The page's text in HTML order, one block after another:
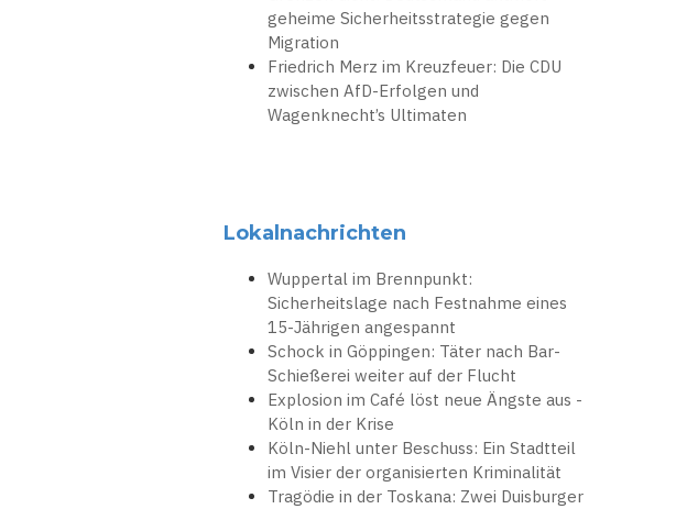
geheime Sicherheitsstrategie gegen
Migration
Friedrich Merz im Kreuzfeuer: Die CDU
zwischen AfD-Erfolgen und
Wagenknecht’s Ultimaten
Lokalnachrichten
Wuppertal im Brennpunkt:
Sicherheitslage nach Festnahme eines
15-Jährigen angespannt
Schock in Göppingen: Täter nach Bar-
Schießerei weiter auf der Flucht
Explosion im Café löst neue Ängste aus -
Köln in der Krise
Köln-Niehl unter Beschuss: Ein Stadtteil
im Visier der organisierten Kriminalität
Tragödie in der Toskana: Zwei Duisburger